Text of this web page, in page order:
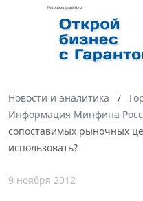
Новости и аналитика
Информация Минфина
сопоставимых рыночных
использовать?
9 ноября 2012